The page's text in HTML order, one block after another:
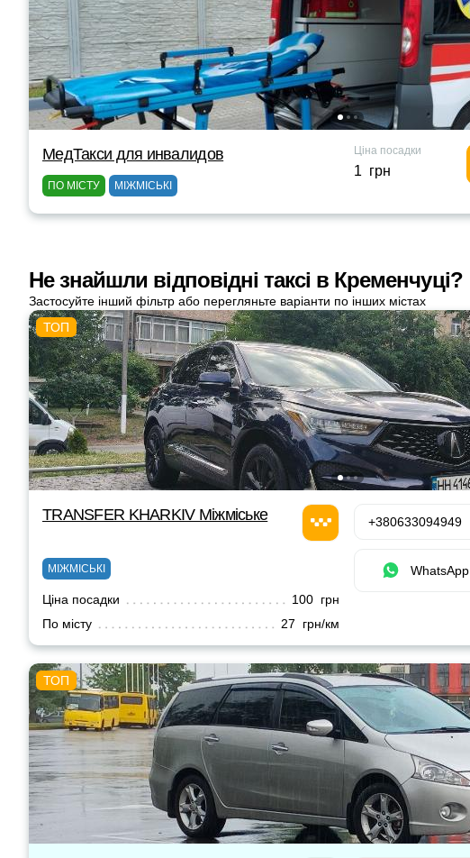
МедТакси для инвалидов
ПО МІСТУ МІЖМІСЬКІ
Ціна посадки
1 грн
Не знайшли відповідні таксі в Кременчуці?
Застосуйте інший фільтр або перегляньте варіанти по інших містах
TRANSFER KHARKIV Міжміське
МІЖМІСЬКІ
Ціна посадки
100 грн
По місту
27 грн/км
+380633094949
WhatsApp